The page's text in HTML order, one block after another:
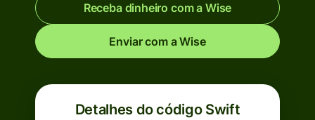
Receba dinheiro com a Wise
Enviar com a Wise
Detalhes do código Swift